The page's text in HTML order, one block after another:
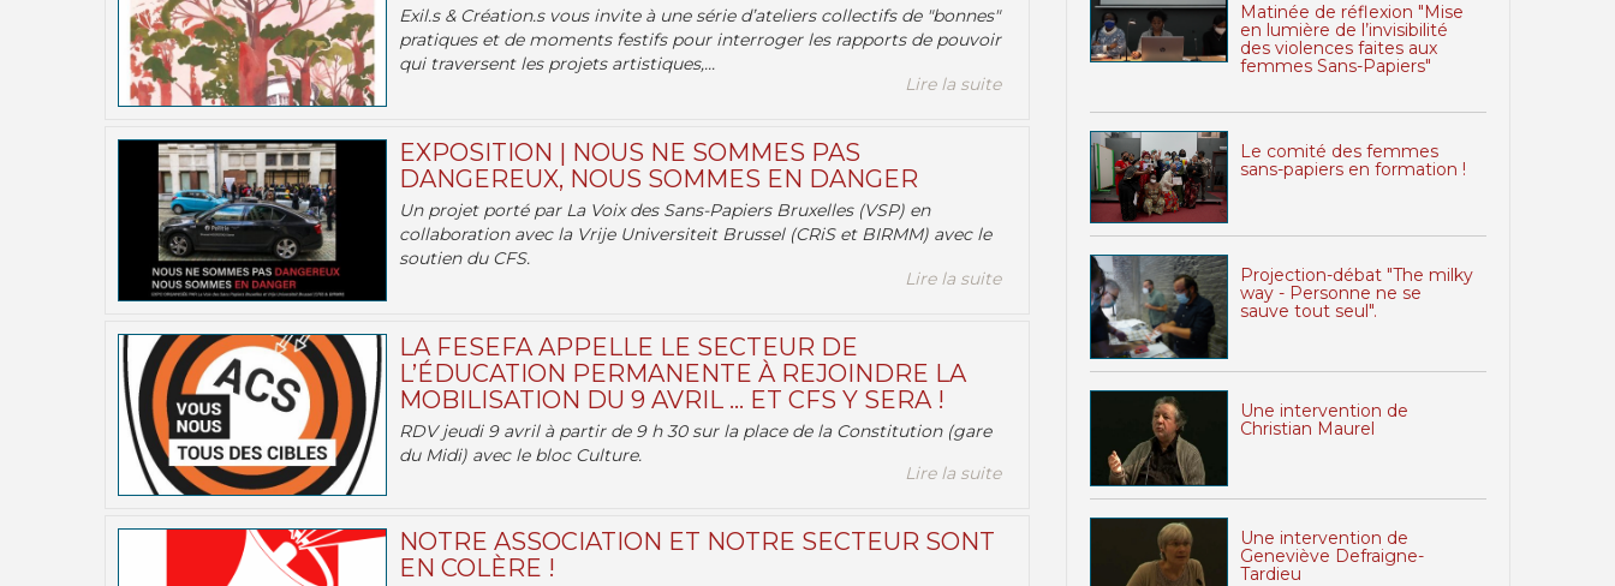
Exil.s & Création.s vous invite à une série d’ateliers collectifs de "bonnes"
pratiques et de moments festifs pour interroger les rapports de pouvoir
qui traversent les projets artistiques,...
Lire la suite
EXPOSITION | NOUS NE SOMMES PAS
DANGEREUX, NOUS SOMMES EN DANGER
Un projet porté par La Voix des Sans-Papiers Bruxelles (VSP) en
collaboration avec la Vrije Universiteit Brussel (CRiS et BIRMM) avec le
soutien du CFS.
Lire la suite
LA FESEFA APPELLE LE SECTEUR DE
L’ÉDUCATION PERMANENTE À REJOINDRE LA
MOBILISATION DU 9 AVRIL … ET CFS Y SERA !
RDV jeudi 9 avril à partir de 9 h 30 sur la place de la Constitution (gare
du Midi) avec le bloc Culture.
Lire la suite
NOTRE ASSOCIATION ET NOTRE SECTEUR SONT
EN COLÈRE !
Matinée de réflexion "Mise
en lumière de l’invisibilité
des violences faites aux
femmes Sans-Papiers"
Le comité des femmes
sans-papiers en formation !
Projection-débat "The milky
way - Personne ne se
sauve tout seul".
Une intervention de
Christian Maurel
Une intervention de
Geneviève Defraigne-
Tardieu